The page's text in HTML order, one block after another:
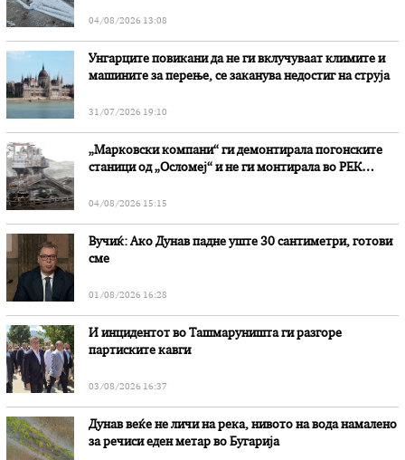
04/08/2026 13:08
Унгарците повикани да не ги вклучуваат климите и
машините за перење, се заканува недостиг на струја
31/07/2026 19:10
„Марковски компани“ ги демонтирала погонските
станици од „Осломеј“ и не ги монтирала во РЕК
04/08/2026 15:15
Вучиќ: Ако Дунав падне уште 30 сантиметри, готови
сме
01/08/2026 16:28
И инцидентот во Ташмаруништa ги разгоре
партиските кавги
03/08/2026 16:37
Дунав веќе не личи на река, нивото на вода намалено
за речиси еден метар во Бугарија